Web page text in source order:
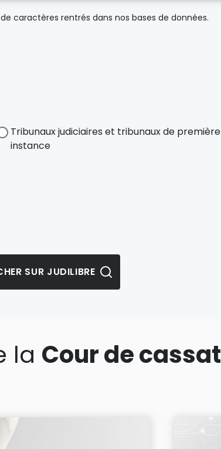
caractères rentrés dans nos bases de données.
Tribunaux judiciaires et tribunaux de première
instance
la Cour de